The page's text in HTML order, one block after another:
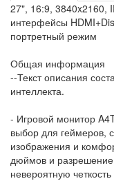
27", 16:9, 3840x2160,
интерфейсы
портретный режим
Общая информация
--Текст описания
интеллекта.
- Игровой монитор
выбор для геймеров,
изображения и
дюймов и
невероятную